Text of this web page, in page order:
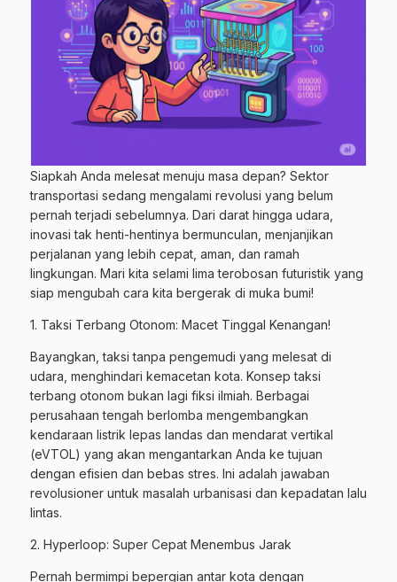
Siapkah Anda melesat menuju masa depan? Sektor
transportasi sedang mengalami revolusi yang belum
pernah terjadi sebelumnya. Dari darat hingga udara,
inovasi tak henti-hentinya bermunculan, menjanjikan
perjalanan yang lebih cepat, aman, dan ramah
lingkungan. Mari kita selami lima terobosan futuristik yang
siap mengubah cara kita bergerak di muka bumi!
1. Taksi Terbang Otonom: Macet Tinggal Kenangan!
Bayangkan, taksi tanpa pengemudi yang melesat di
udara, menghindari kemacetan kota. Konsep taksi
terbang otonom bukan lagi fiksi ilmiah. Berbagai
perusahaan tengah berlomba mengembangkan
kendaraan listrik lepas landas dan mendarat vertikal
(eVTOL) yang akan mengantarkan Anda ke tujuan
dengan efisien dan bebas stres. Ini adalah jawaban
revolusioner untuk masalah urbanisasi dan kepadatan lalu
lintas.
2. Hyperloop: Super Cepat Menembus Jarak
Pernah bermimpi bepergian antar kota dengan